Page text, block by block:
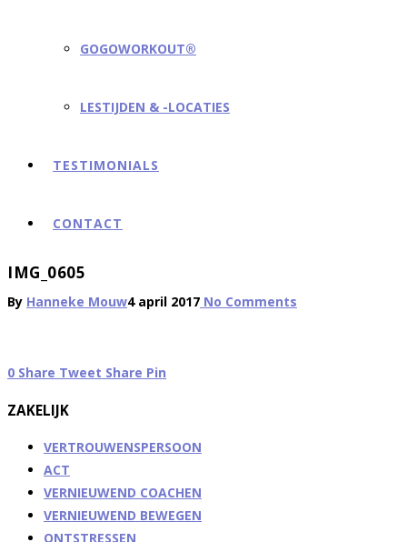
GOGOWORKOUT®
LESTIJDEN & -LOCATIES
TESTIMONIALS
CONTACT
IMG_0605
By Hanneke Mouw4 april 2017 No Comments
0 Share Tweet Share Pin
ZAKELIJK
VERTROUWENSPERSOON
ACT
VERNIEUWEND COACHEN
VERNIEUWEND BEWEGEN
ONTSTRESSEN